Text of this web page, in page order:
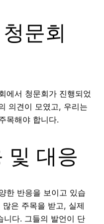
문회
에서 청문회가 진행되었
의견이 모였고, 우리는
목해야 합니다.
및 대응
한 반응을 보이고 있습
은 주목을 받고, 실제
니다. 그들의 발언이 단